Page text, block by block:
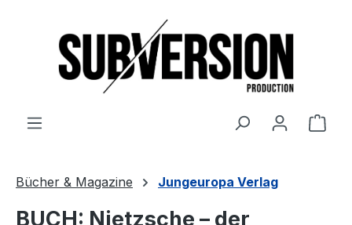
Bücher & Magazine Jungeuropa Verlag
BUCH: Nietzsche – der